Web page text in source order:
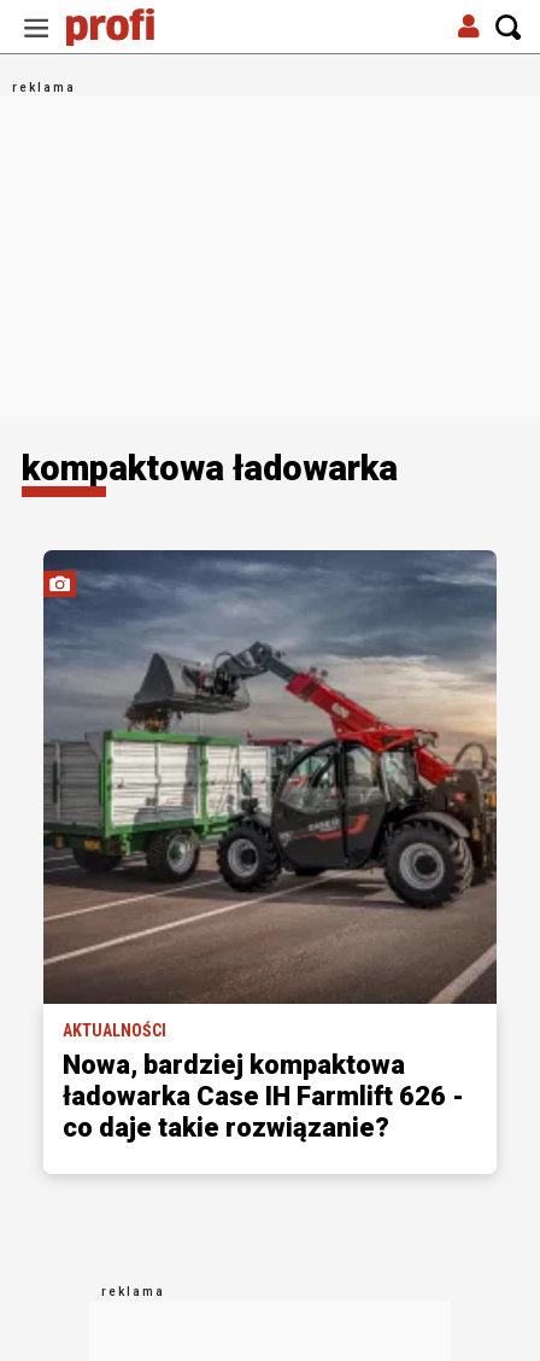
kompaktowa ładowarka
AKTUALNOŚCI
Nowa, bardziej kompaktowa
ładowarka Case IH Farmlift 626 -
co daje takie rozwiązanie?